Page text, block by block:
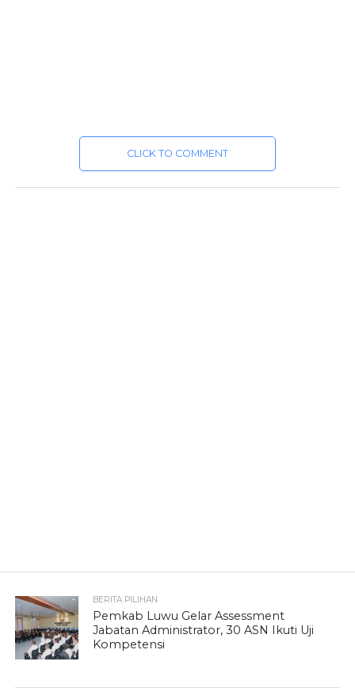
CLICK TO COMMENT
BERITA PILIHAN
Pemkab Luwu Gelar Assessment
Jabatan Administrator, 30 ASN Ikuti Uji
Kompetensi